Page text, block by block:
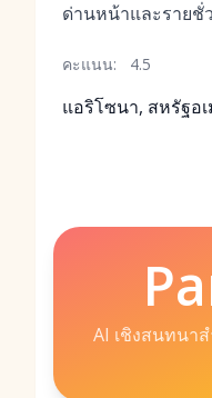
ด่านหน้าและรายชั่
คะแนน: 4.5
แอริโซนา, สหรัฐอ
AI เชิงสนทนา